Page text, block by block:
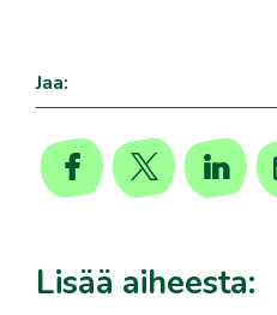
Jaa:
Lisää aiheesta: